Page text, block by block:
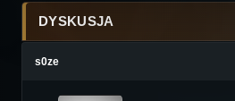
DYSKUSJA
s0ze